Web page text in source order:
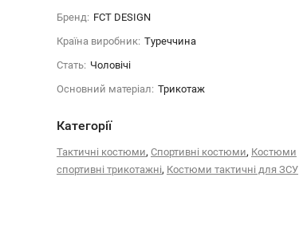
Бренд: FCT DESIGN
Країна виробник: Туреччина
Стать: Чоловічі
Основний матеріал: Трикотаж
Категорії
Тактичні костюми, Спортивні костюми, Костюми
спортивні трикотажні, Костюми тактичні для ЗСУ